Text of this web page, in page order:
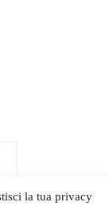
la tua privacy